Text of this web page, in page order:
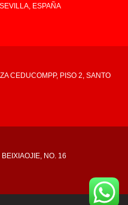
ESPAÑA
CEDUCOMPP, PISO 2, SANTO
NO. 16